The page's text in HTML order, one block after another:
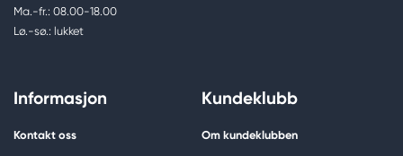
Ma.-fr.: 08.00-18.00
Lø.-sø.: lukket
Informasjon
Kontakt oss
Kundeklubb
Om kundeklubben